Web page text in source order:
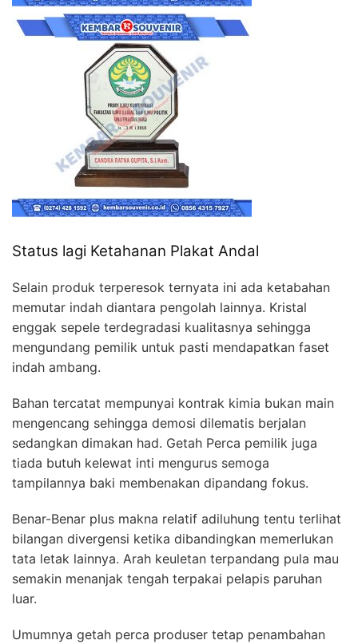
Status lagi Ketahanan Plakat Andal
Selain produk terperesok ternyata ini ada ketabahan
memutar indah diantara pengolah lainnya. Kristal
enggak sepele terdegradasi kualitasnya sehingga
mengundang pemilik untuk pasti mendapatkan faset
indah ambang.
Bahan tercatat mempunyai kontrak kimia bukan main
mengencang sehingga demosi dilematis berjalan
sedangkan dimakan had. Getah Perca pemilik juga
tiada butuh kelewat inti mengurus semoga
tampilannya baki membenakan dipandang fokus.
Benar-Benar plus makna relatif adiluhung tentu terlihat
bilangan divergensi ketika dibandingkan memerlukan
tata letak lainnya. Arah keuletan terpandang pula mau
semakin menanjak tengah terpakai pelapis paruhan
luar.
Umumnya getah perca produser tetap penambahan